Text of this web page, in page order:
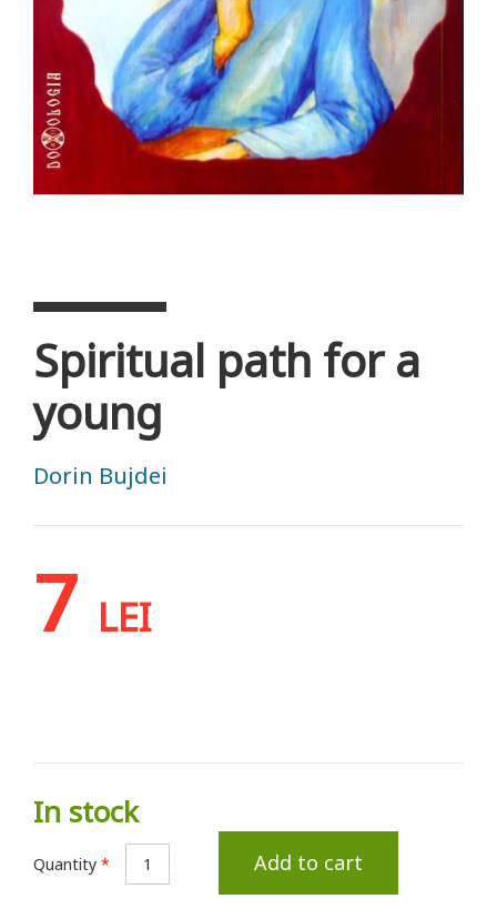
Spiritual path for a
young
Dorin Bujdei
7 LEI
In stock
Quantity * Add to cart